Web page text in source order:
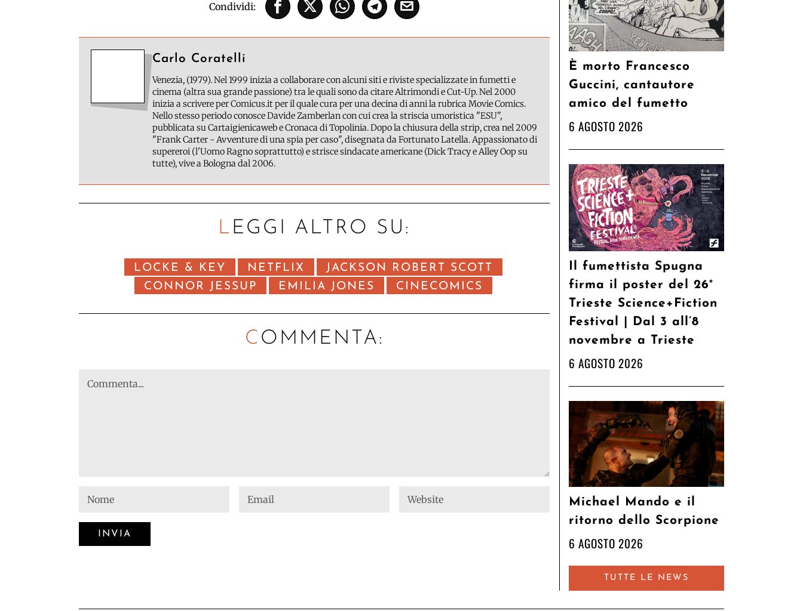
Condividi:
Carlo Coratelli
Venezia, (1979). Nel 1999 inizia a collaborare con alcuni siti e riviste specializzate in fumetti e
cinema (altra sua grande passione) tra le quali sono da citare Altrimondi e Cut-Up. Nel 2000
inizia a scrivere per Comicus.it per il quale cura per una decina di anni la rubrica Movie Comics.
Nello stesso periodo conosce Davide Zamberlan con cui crea la striscia umoristica "ESU",
pubblicata su Cartaigienicaweb e Cronaca di Topolinia. Dopo la chiusura della strip, crea nel 2009
"Frank Carter - Avventure di una spia per caso", disegnata da Fortunato Latella. Appassionato di
supereroi (l'Uomo Ragno soprattutto) e strisce sindacate americane (Dick Tracy e Alley Oop su
tutte), vive a Bologna dal 2006.
LEGGI ALTRO SU:
LOCKE & KEY NETFLIX
JACKSON ROBERT SCOTT
CONNOR JESSUP
EMILIA JONES CINECOMICS
C OMMENTA:
È morto Francesco
Guccini, cantautore
amico del fumetto
6 AGOSTO 2026
Il fumettista Spugna
firma il poster del 26°
Trieste Science+Fiction
Festival | Dal 3 all’8
novembre a Trieste
6 AGOSTO 2026
Michael Mando e il
ritorno dello Scorpione
6 AGOSTO 2026
TUTTE LE NEWS